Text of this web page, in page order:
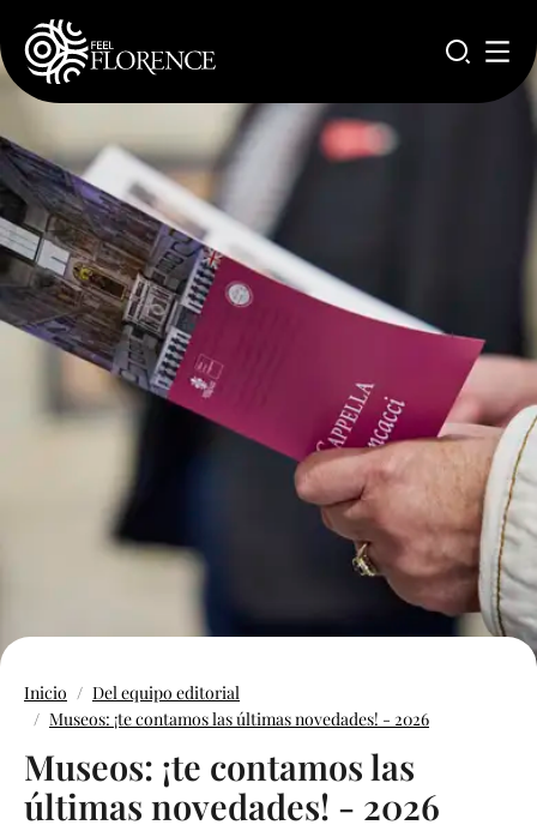
Pasar al contenido principal
Inicio
Del equipo editorial
Museos: ¡te contamos las últimas novedades! - 2026
Museos: ¡te contamos las
últimas novedades! - 2026